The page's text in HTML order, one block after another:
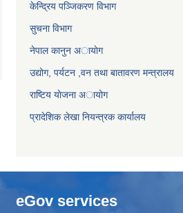
केन्द्रिय पञ्जिकरण विभाग
सुचना विभाग
नेपाल कानुन अायाेग
उद्योग, पर्यटन ,वन तथा बातावरण मन्त्रालय
राष्टिय याेजना अायोग
प्रादेशिक लेखा नियन्त्रक कार्यालय
eGov services